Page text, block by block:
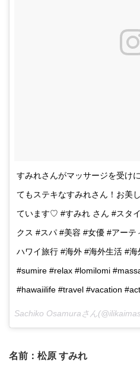
すみれさんがマッサージを受け
てもステキなすみれさん！お
ています♡ #すみれ さん #スタ
クス #スパ #美容 #女優 #アー
ハワイ旅行 #海外 #海外生活 #
#sumire #relax #lomilomi
#hawaiilife #travel #vacation
名前：松原 すみれ